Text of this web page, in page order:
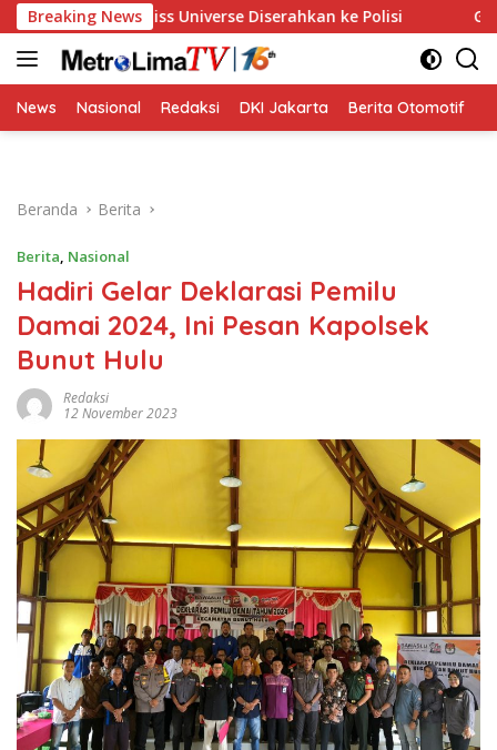
Langsung
ke
konten
Breaking News
Miss Universe Diserahkan ke Polisi Golkar Resmi
News Nasional Redaksi DKI Jakarta Berita Otomotif
Beranda Berita
Berita, Nasional
Hadiri Gelar Deklarasi Pemilu
Damai 2024, Ini Pesan Kapolsek
Bunut Hulu
Redaksi
12 November 2023